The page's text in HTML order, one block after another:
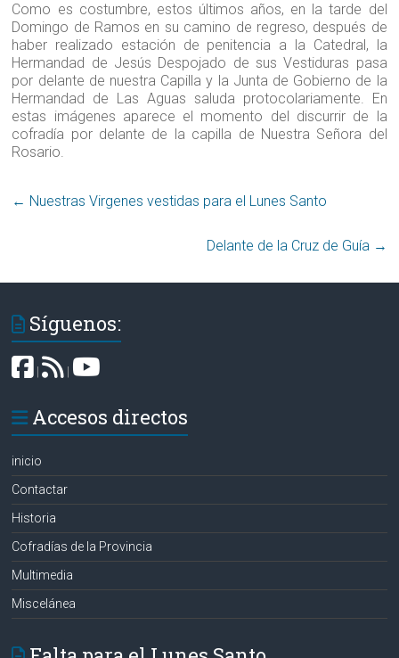
Como es costumbre, estos últimos años, en la tarde del
Domingo de Ramos en su camino de regreso, después de
haber realizado estación de penitencia a la Catedral, la
Hermandad de Jesús Despojado de sus Vestiduras pasa
por delante de nuestra Capilla y la Junta de Gobierno de la
Hermandad de Las Aguas saluda protocolariamente. En
estas imágenes aparece el momento del discurrir de la
cofradía por delante de la capilla de Nuestra Señora del
Rosario.
← Nuestras Virgenes vestidas para el Lunes Santo
Delante de la Cruz de Guía →
Síguenos:
|
Accesos directos
inicio
Contactar
Historia
Cofradías de la Provincia
Multimedia
Miscelánea